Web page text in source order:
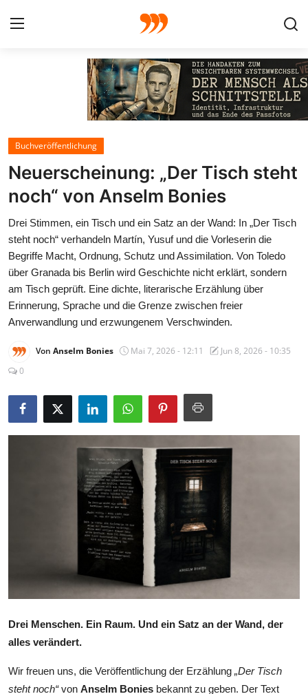
Galerie
GRAFIK
Redaktion
Beiträge
Vorproduktion
Buchveröffentlichung
Neuerscheinung: „Der Tisch steht
noch“ von Anselm Bonies
Drei Stimmen, ein Tisch und ein Satz an der Wand: In „Der Tisch
steht noch“ verhandeln Martín, Yusuf und die Vorleserin die
Begriffe Macht, Ordnung, Schutz und Assimilation. Von Toledo
über Granada bis Berlin wird Geschichte nicht erklärt, sondern
am Tisch geprüft. Eine dichte, literarische Erzählung über
Erinnerung, Sprache und die Grenze zwischen freier
Anverwandlung und erzwungenem Verschwinden.
Von Anselm Bonies Mai 7, 2026 - 12:11
Jun 8, 2026 - 10:35
0
Drei Menschen. Ein Raum. Und ein Satz an der Wand, der
alles verändert.
Wir freuen uns, die Veröffentlichung der Erzählung „Der Tisch
steht noch“von Anselm Bonies bekannt zu geben. Der Text